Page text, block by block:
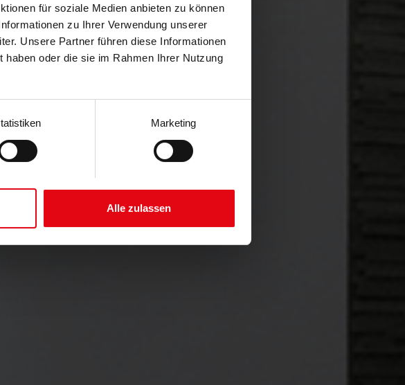
für soziale Medien anbieten zu können
zu Ihrer Verwendung unserer
Unsere Partner führen diese Informationen
oder die sie im Rahmen Ihrer Nutzung
Marketing
Alle zulassen